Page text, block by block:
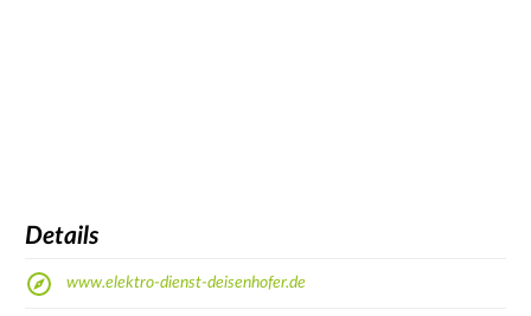
Details
www.elektro-dienst-deisenhofer.de